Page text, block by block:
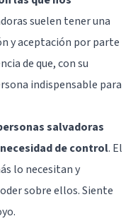
suelen tener una
y aceptación por parte
de que, con su
indispensable para
salvadoras
de control. El
lo necesitan y
sobre ellos. Siente